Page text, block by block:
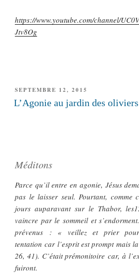
https://www.youtube.com/channel/
Jtv8Og
PUBLIÉ
LE
SEPTEMBRE 12, 2015
L’Agonie au jardin des oliviers
Méditons
Parce qu’il entre en agonie, Jésus
pas le laisser seul. Pourtant, comme
jours auparavant sur le Thabor,
vaincre par le sommeil et
prévenus : « veillez et prier
tentation car l’esprit est prompt mais
26, 41). C’était prémonitoire car, à
fuiront.